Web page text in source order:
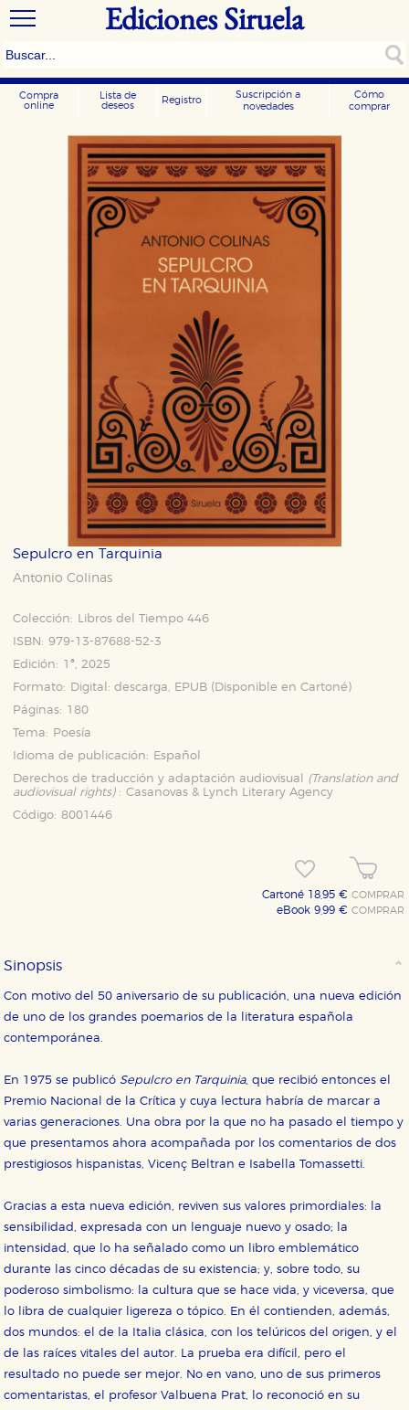
Ediciones Siruela
Compra
online
Lista de
deseos
Registro
Suscripción a
novedades
Cómo
comprar
Sepulcro en Tarquinia
Antonio Colinas
Colección:
Libros del Tiempo 446
ISBN: 979-13-87688-52-3
Edición: 1ª, 2025
Formato:
Digital: descarga, EPUB (Disponible enCartoné )
Páginas: 180
Tema:
Poesía
Idioma de publicación:
Español
Derechos de traducción y adaptación audiovisual
(Translation and
audiovisual rights): Casanovas & Lynch Literary Agency
Código: 8001446
Cartoné 18,95 €COMPRAR
eBook 9,99 €COMPRAR
Sinopsis
Con motivo del 50 aniversario de su publicación, una nueva edición
de uno de los grandes poemarios de la literatura española
contemporánea.
En 1975 se publicó Sepulcro en Tarquinia, que recibió entonces el
Premio Nacional de la Crítica y cuya lectura habría de marcar a
varias generaciones. Una obra por la que no ha pasado el tiempo y
que presentamos ahora acompañada por los comentarios de dos
prestigiosos hispanistas, Vicenç Beltran e Isabella Tomassetti.
Gracias a esta nueva edición, reviven sus valores primordiales: la
sensibilidad, expresada con un lenguaje nuevo y osado; la
intensidad, que lo ha señalado como un libro emblemático
durante las cinco décadas de su existencia; y, sobre todo, su
poderoso simbolismo: la cultura que se hace vida, y viceversa, que
lo libra de cualquier ligereza o tópico. En él contienden, además,
dos mundos: el de la Italia clásica, con los telúricos del origen, y el
de las raíces vitales del autor. La prueba era difícil, pero el
resultado no puede ser mejor. No en vano, uno de sus primeros
comentaristas, el profesor Valbuena Prat, lo reconoció en su